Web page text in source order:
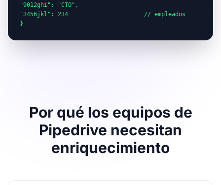
"9012ghi": "CTO",
"3456jkl": 234                      // empleados
}
Por qué los equipos de
Pipedrive necesitan
enriquecimiento